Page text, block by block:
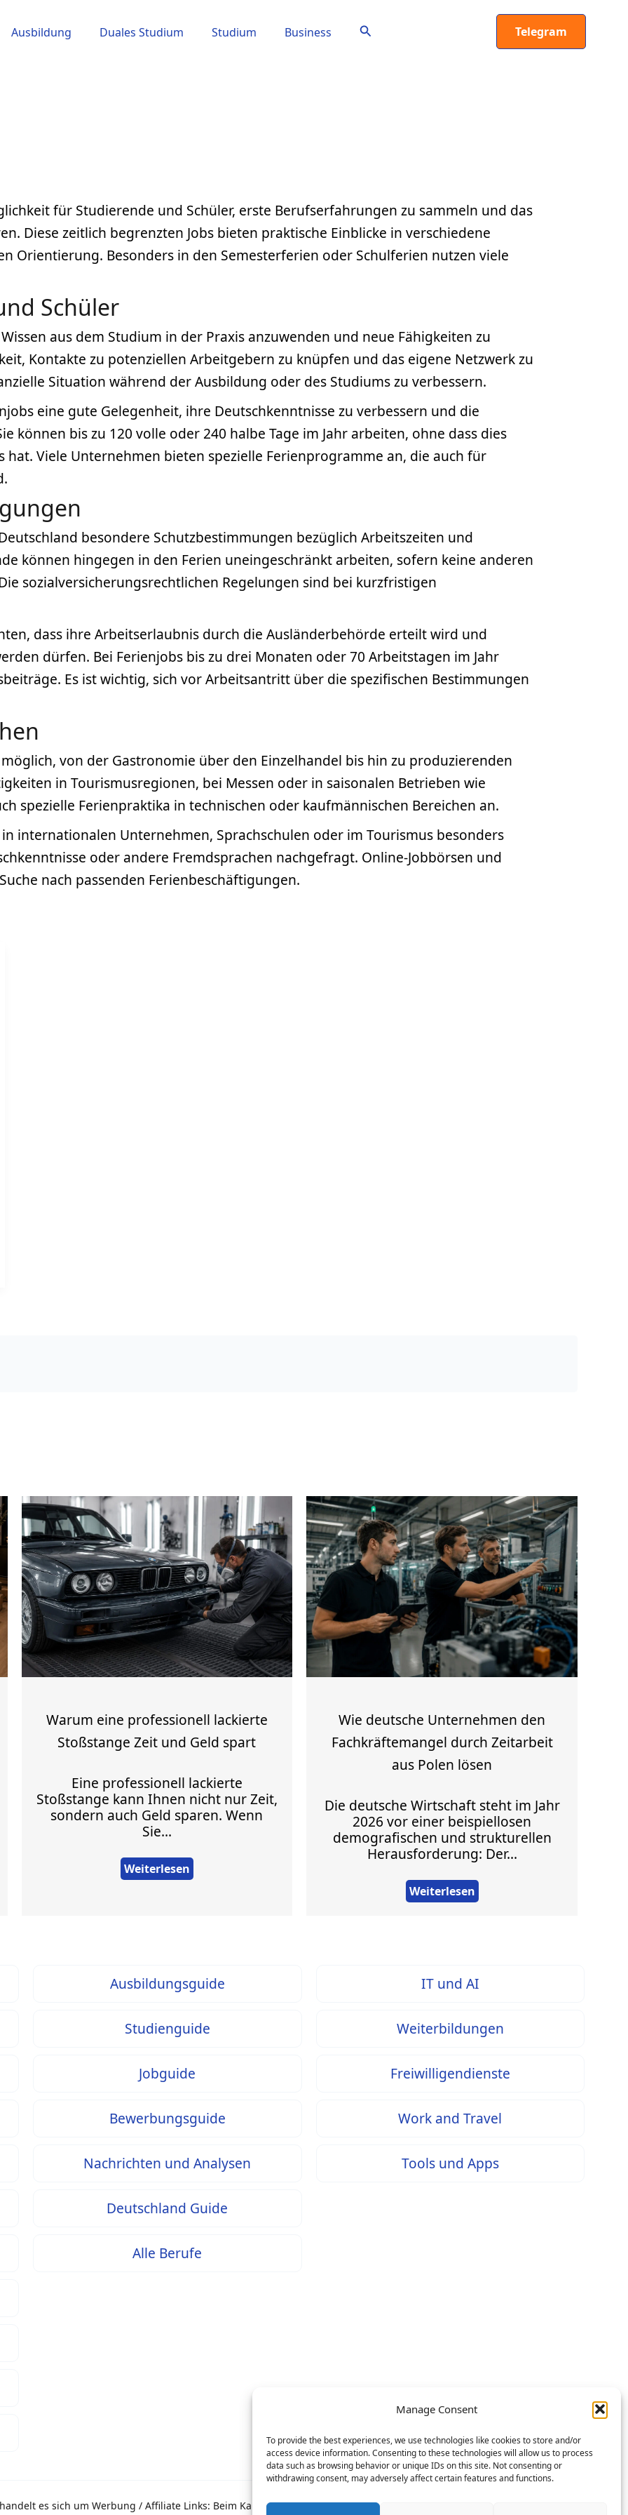
Manage Consent
To provide the best experiences, we use technologies like cookies to store and/or
access device information. Consenting to these technologies will allow us to process
data such as browsing behavior or unique IDs on this site. Not consenting or
withdrawing consent, may adversely affect certain features and functions.
Ausbildung Duales Studium Studium Business Suchen Telegram
für Studierende und Schüler, erste Berufserfahrungen zu sammeln und das
Diese zeitlich begrenzten Jobs bieten praktische Einblicke in verschiedene
Orientierung. Besonders in den Semesterferien oder Schulferien nutzen viele
Schüler
aus dem Studium in der Praxis anzuwenden und neue Fähigkeiten zu
Kontakte zu potenziellen Arbeitgebern zu knüpfen und das eigene Netzwerk zu
Situation während der Ausbildung oder des Studiums zu verbessern.
eine gute Gelegenheit, ihre Deutschkenntnisse zu verbessern und die
können bis zu 120 volle oder 240 halbe Tage im Jahr arbeiten, ohne dass dies
Viele Unternehmen bieten spezielle Ferienprogramme an, die auch für
besondere Schutzbestimmungen bezüglich Arbeitszeiten und
können hingegen in den Ferien uneingeschränkt arbeiten, sofern keine anderen
sozialversicherungsrechtlichen Regelungen sind bei kurzfristigen
dass ihre Arbeitserlaubnis durch die Ausländerbehörde erteilt wird und
dürfen. Bei Ferienjobs bis zu drei Monaten oder 70 Arbeitstagen im Jahr
Es ist wichtig, sich vor Arbeitsantritt über die spezifischen Bestimmungen
von der Gastronomie über den Einzelhandel bis hin zu produzierenden
in Tourismusregionen, bei Messen oder in saisonalen Betrieben wie
spezielle Ferienpraktika in technischen oder kaufmännischen Bereichen an.
internationalen Unternehmen, Sprachschulen oder im Tourismus besonders
oder andere Fremdsprachen nachgefragt. Online-Jobbörsen und
nach passenden Ferienbeschäftigungen.
Warum eine professionell lackierte
Stoßstange Zeit und Geld spart
Eine professionell lackierte
Stoßstange kann Ihnen nicht nur Zeit,
sondern auch Geld sparen. Wenn
Sie...
Weiterlesen
Wie deutsche Unternehmen den
Fachkräftemangel durch Zeitarbeit
aus Polen lösen
Die deutsche Wirtschaft steht im Jahr
2026 vor einer beispiellosen
demografischen und strukturellen
Herausforderung: Der...
Weiterlesen
Ausbildungsguide
Studienguide
Jobguide
Bewerbungsguide
Nachrichten und Analysen
Deutschland Guide
Alle Berufe
IT und AI
Weiterbildungen
Freiwilligendienste
Work and Travel
Tools und Apps
es sich um Werbung / Affiliate Links: Beim Kauf über einen solchen Link entstehen Ihnen keine Mehrkosten – als